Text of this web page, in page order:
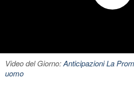
Video del Giorno:Anticipazioni La
uomo